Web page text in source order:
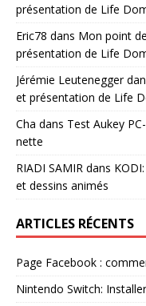
présentation de Life
Eric78 dans Mon point
présentation de Life
Jérémie Leutenegger
et présentation de Life
Cha dans Test Aukey
nette
RIADI SAMIR dans
et dessins animés
ARTICLES RÉCENTS
Page Facebook :
Nintendo Switch: